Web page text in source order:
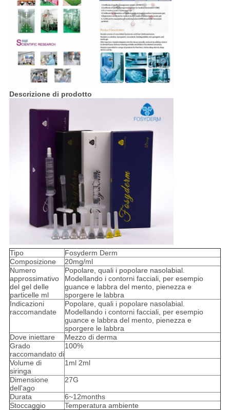
Descrizione di prodotto
Tipo
Fosyderm Derm
Composizione
20mg/ml
Numero
approssimativo
del gel delle
particelle ml
Popolare, quali i popolare nasolabial.
Modellando i contorni facciali, per esempio
guance e labbra del mento, pienezza e
sporgere le labbra
Indicazioni
raccomandate
Popolare, quali i popolare nasolabial.
Modellando i contorni facciali, per esempio
guance e labbra del mento, pienezza e
sporgere le labbra
Dove iniettare
Mezzo di derma
Grado
raccomandato di
100%
Volume di
siringa
1ml 2ml
Dimensione
dell'ago
27G
Durata
6~12months
Stoccaggio
Temperatura ambiente